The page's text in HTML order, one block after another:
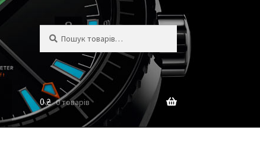
0₴ 0 товарів